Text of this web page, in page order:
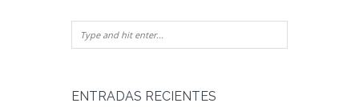
ENTRADAS RECIENTES